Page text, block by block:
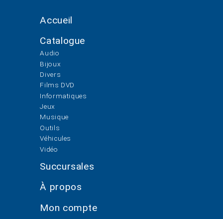
Accueil
Catalogue
Audio
Bijoux
Divers
Films DVD
Informatiques
Jeux
Musique
Outils
Véhicules
Vidéo
Succursales
À propos
Mon compte